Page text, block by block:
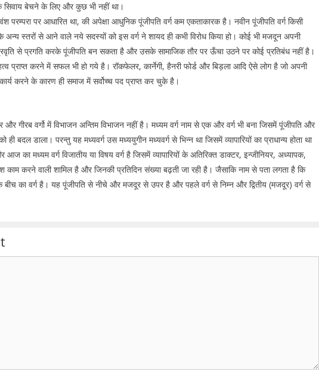
बेचने के लिए और कुछ भी नहीं था।
परम्परा पर आधारित था, की अपेक्षा आधुनिक पूंजीपति वर्ग कम एकताकारक है। नवीन पूंजीपति वर्ग किसी
स्तरों से आने वाले नये सदस्यों को इस वर्ग ने शायद ही कभी विरोध किया हो। कोई भी मजदून अपनी
से प्रगति करके पूंजीपति बन सकता है और उसके सामाजिक तौर पर ऊँचा उठने पर कोई प्रतिबंध नहीं है।
प्राप्त करने में सफल भी हो गये है। रॉकफेलर, कार्नेगी, हैनरी फोर्ड और बिड़ला आदि ऐसे लोग है जो अपनी
करने के कारण ही समाज में सर्वोच्च पद प्राप्त कर चुके है।
गीरब वर्गो में विभाजन अन्तिम विभाजन नहीं है। मध्यम वर्ग नाम से एक और वर्ग भी बना जिसमें पूंजीपति और
ही बदल डाला। परन्तु यह मध्यवर्ग उस मध्ययुगीन मध्यवर्ग से भिन्न था जिसमें व्यापारियों का प्राधान्य होता था
का मध्यम वर्ग विजातीय या विषय वर्ग है जिसमें व्यापारियों के अतिरिक्त डाक्टर, इन्जीनियर, अध्यापक,
करने वाली शामिल है और जिनकी प्रतिदिन संख्या बढ़ती जा रही है। जैसाकि नाम से पता लगता है कि
बीच का वर्ग है। यह पूंजीपति से नीचे और मजदूर से उपर है और पहले वर्ग से निम्न और द्वितीय (मजदूर) वर्ग से